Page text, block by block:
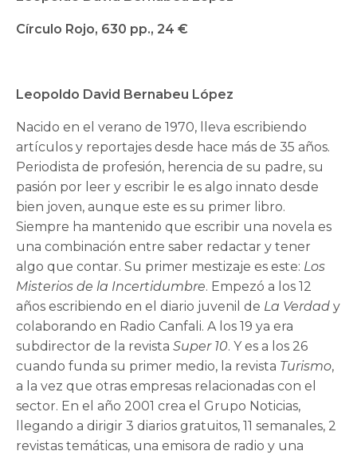
Círculo Rojo, 630 pp., 24 €
Leopoldo David Bernabeu López
Nacido en el verano de 1970, lleva escribiendo
artículos y reportajes desde hace más de 35 años.
Periodista de profesión, herencia de su padre, su
pasión por leer y escribir le es algo innato desde
bien joven, aunque este es su primer libro.
Siempre ha mantenido que escribir una novela es
una combinación entre saber redactar y tener
algo que contar. Su primer mestizaje es este: Los
Misterios de la Incertidumbre. Empezó a los 12
años escribiendo en el diario juvenil de La Verdad y
colaborando en Radio Canfali. A los 19 ya era
subdirector de la revistaSuper 10. Y es a los 26
cuando funda su primer medio, la revista Turismo,
a la vez que otras empresas relacionadas con el
sector. En el año 2001 crea el Grupo Noticias,
llegando a dirigir 3 diarios gratuitos, 11 semanales, 2
revistas temáticas, una emisora de radio y una